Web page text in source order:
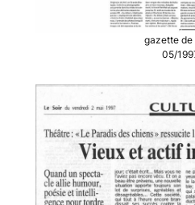
gazette de
05/